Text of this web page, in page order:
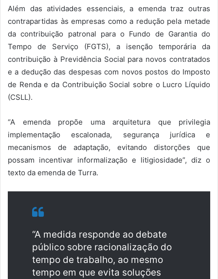
Além das atividades essenciais, a emenda traz outras
contrapartidas às empresas como a redução pela metade
da contribuição patronal para o Fundo de Garantia do
Tempo de Serviço (FGTS), a isenção temporária da
contribuição à Previdência Social para novos contratados
e a dedução das despesas com novos postos do Imposto
de Renda e da Contribuição Social sobre o Lucro Líquido
(CSLL).
“A emenda propõe uma arquitetura que privilegia
implementação escalonada, segurança jurídica e
mecanismos de adaptação, evitando distorções que
possam incentivar informalização e litigiosidade”, diz o
texto da emenda de Turra.
“A medida responde ao debate
público sobre racionalização do
tempo de trabalho, ao mesmo
tempo em que evita soluções